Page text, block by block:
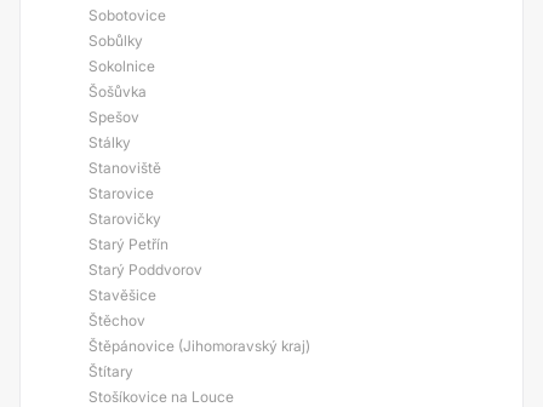
Sobotovice
Sobůlky
Sokolnice
Šošůvka
Spešov
Stálky
Stanoviště
Starovice
Starovičky
Starý Petřín
Starý Poddvorov
Stavěšice
Štěchov
Štěpánovice (Jihomoravský kraj)
Štítary
Stošíkovice na Louce